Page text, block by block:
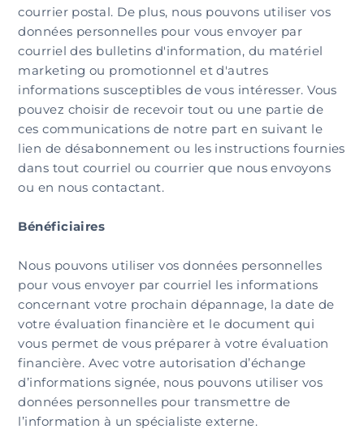
courrier postal. De plus, nous pouvons utiliser vos
données personnelles pour vous envoyer par
courriel des bulletins d'information, du matériel
marketing ou promotionnel et d'autres
informations susceptibles de vous intéresser. Vous
pouvez choisir de recevoir tout ou une partie de
ces communications de notre part en suivant le
lien de désabonnement ou les instructions fournies
dans tout courriel ou courrier que nous envoyons
ou en nous contactant.
Bénéficiaires
Nous pouvons utiliser vos données personnelles
pour vous envoyer par courriel les informations
concernant votre prochain dépannage, la date de
votre évaluation financière et le document qui
vous permet de vous préparer à votre évaluation
financière. Avec votre autorisation d’échange
d’informations signée, nous pouvons utiliser vos
données personnelles pour transmettre de
l’information à un spécialiste externe.